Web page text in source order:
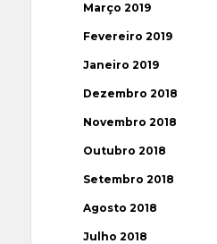
Março 2019
Fevereiro 2019
Janeiro 2019
Dezembro 2018
Novembro 2018
Outubro 2018
Setembro 2018
Agosto 2018
Julho 2018